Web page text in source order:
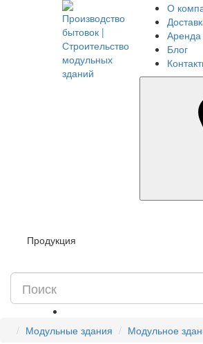
О
Аренда
Блог
Продукция
Модульные здания Модульное